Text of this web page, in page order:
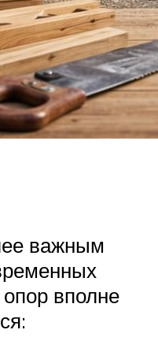
важным
вполне